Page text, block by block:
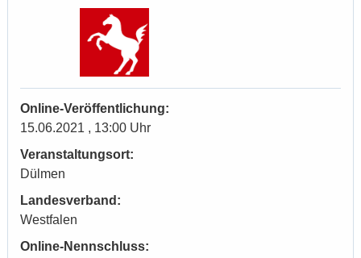
Online-Veröffentlichung:
15.06.2021 , 13:00 Uhr
Veranstaltungsort:
Dülmen
Landesverband:
Westfalen
Online-Nennschluss: